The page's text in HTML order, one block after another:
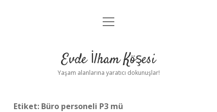
Anasayfa
Yasal Uyarı
menüyü
Evde İlham Köşesi
Yaşam alanlarına yaratıcı dokunuşlar!
Etiket: Büro personeli P3 mü